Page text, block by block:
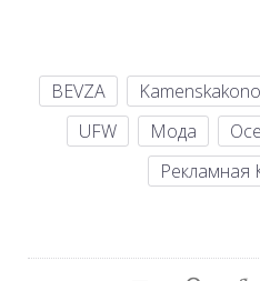
BEVZA
UFW
Мода
Рекламная